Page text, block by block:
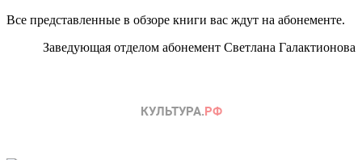
Все представленные в обзоре книги вас ждут на абонементе.
Заведующая отделом абонемент Светлана Галактионова